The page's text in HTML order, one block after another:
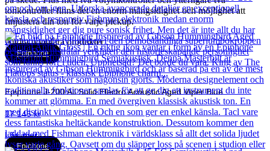
tonkontroller finns det en enorm mångsidighet och möjlighet att
finjustera din ton för varje pickup.
Andra populära produkter
Epiphone
Epiphone J-200 All Solid Electro Acoustic Aged Viper Blue
17 145kr
Läs mer
Epiphone